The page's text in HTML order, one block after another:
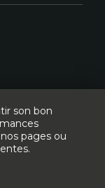
- 2026
par
son bon
pages ou